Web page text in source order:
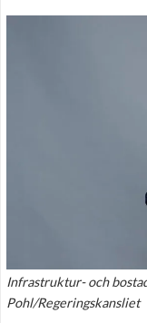
Infrastruktur- och
Pohl/Regeringskansliet